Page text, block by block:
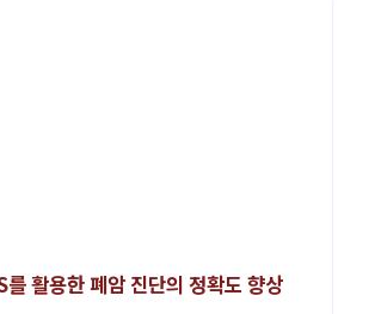
활용한 폐암 진단의 정확도 향상